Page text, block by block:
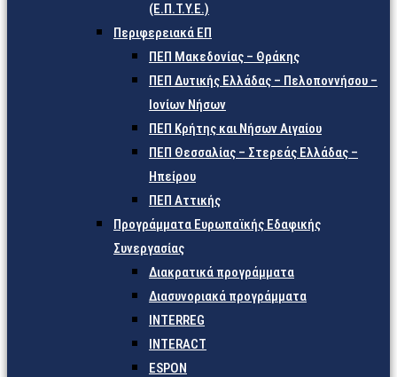
(Ε.Π.Τ.Υ.Ε.)
Περιφερειακά ΕΠ
ΠΕΠ Μακεδονίας – Θράκης
ΠΕΠ Δυτικής Ελλάδας – Πελοποννήσου –
Ιονίων Νήσων
ΠΕΠ Κρήτης και Νήσων Αιγαίου
ΠΕΠ Θεσσαλίας – Στερεάς Ελλάδας –
Ηπείρου
ΠΕΠ Αττικής
Προγράμματα Ευρωπαϊκής Εδαφικής
Συνεργασίας
Διακρατικά προγράμματα
Διασυνοριακά προγράμματα
INTERREG
INTERACT
ESPON